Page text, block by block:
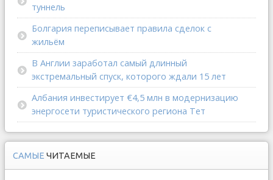
туннель
Болгария переписывает правила сделок с
жильём
В Англии заработал самый длинный
экстремальный спуск, которого ждали 15 лет
Албания инвестирует €4,5 млн в модернизацию
энергосети туристического региона Тет
САМЫЕ ЧИТАЕМЫЕ